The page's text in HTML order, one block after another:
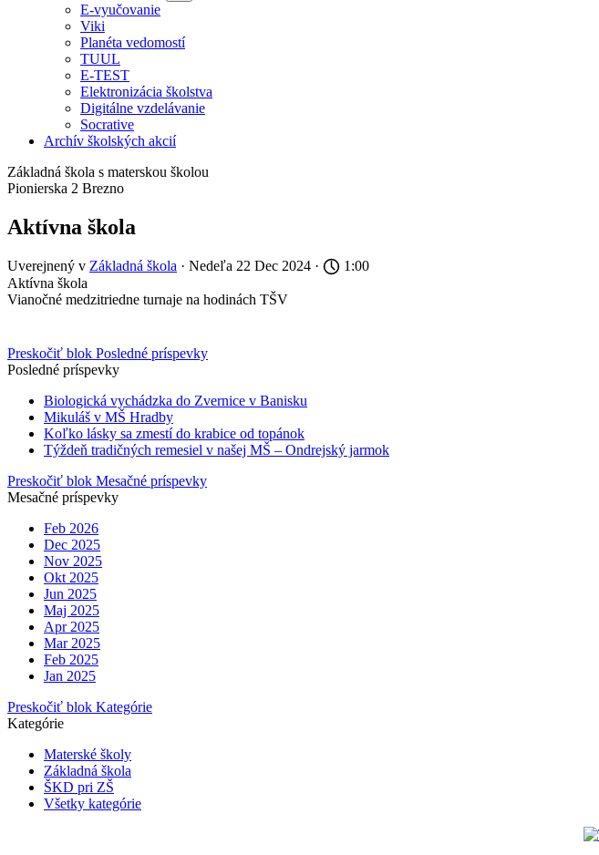
E-vyučovanie
Viki
Planéta vedomostí
TUUL
E-TEST
Elektronizácia školstva
Digitálne vzdelávanie
Socrative
Archív školských akcií
Základná škola s materskou školou
Pionierska 2 Brezno
Aktívna škola
Uverejnený v Základná škola · Nedeľa 22 Dec 2024 ·
1:00
Aktívna škola
Vianočné medzitriedne turnaje na hodinách TŠV
Preskočiť blok Posledné príspevky
Posledné príspevky
Biologická vychádzka do Zvernice v Banisku
Mikuláš v MŠ Hradby
Koľko lásky sa zmestí do krabice od topánok
Týždeň tradičných remesiel v našej MŠ – Ondrejský jarmok
Preskočiť blok Mesačné príspevky
Mesačné príspevky
Feb 2026
Dec 2025
Nov 2025
Okt 2025
Jun 2025
Maj 2025
Apr 2025
Mar 2025
Feb 2025
Jan 2025
Preskočiť blok Kategórie
Kategórie
Materské školy
Základná škola
ŠKD pri ZŠ
Všetky kategórie